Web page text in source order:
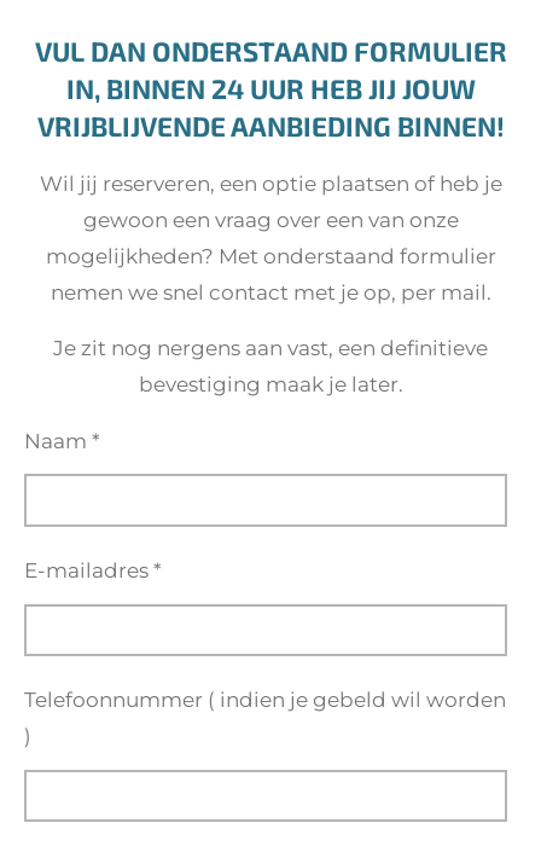
VUL DAN ONDERSTAAND FORMULIER
IN, BINNEN 24 UUR HEB JIJ JOUW
VRIJBLIJVENDE AANBIEDING BINNEN!
Wil jij reserveren, een optie plaatsen of heb je
gewoon een vraag over een van onze
mogelijkheden? Met onderstaand formulier
nemen we snel contact met je op, per mail.
Je zit nog nergens aan vast, een definitieve
bevestiging maak je later.
Naam *
E-mailadres *
Telefoonnummer ( indien je gebeld wil worden
)